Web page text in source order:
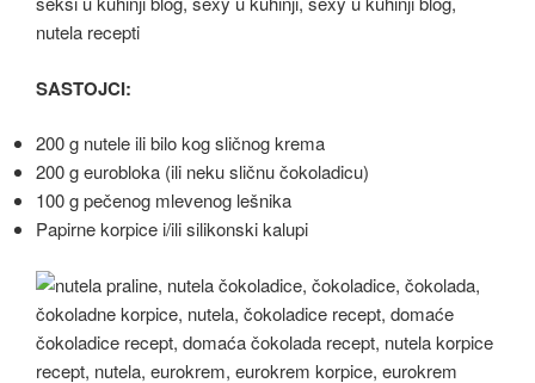
SASTOJCI:
200 g nutele ili bilo kog sličnog krema
200 g eurobloka (ili neku sličnu čokoladicu)
100 g pečenog mlevenog lešnika
Papirne korpice i/ili silikonski kalupi